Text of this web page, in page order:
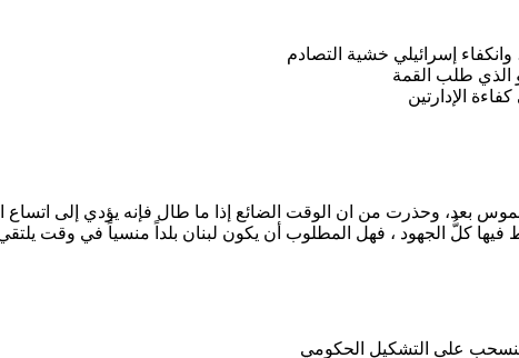
إسرائيلي خشية التصادم
الذي طلب القمة
الإدارتين
بعد، وحذرت من ان الوقت الضائع إذا ما طال فإنه يؤدي إلى
كلُّ الجهود ، فهل المطلوب أن يكون لبنان بلداً منسياً في وقت يلتقي